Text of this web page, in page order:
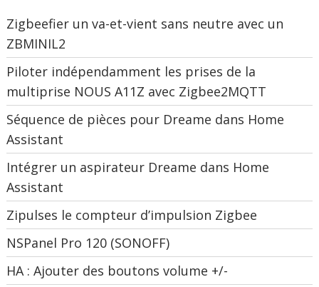
Zigbeefier un va-et-vient sans neutre avec un
ZBMINIL2
Piloter indépendamment les prises de la
multiprise NOUS A11Z avec Zigbee2MQTT
Séquence de pièces pour Dreame dans Home
Assistant
Intégrer un aspirateur Dreame dans Home
Assistant
Zipulses le compteur d’impulsion Zigbee
NSPanel Pro 120 (SONOFF)
HA : Ajouter des boutons volume +/-